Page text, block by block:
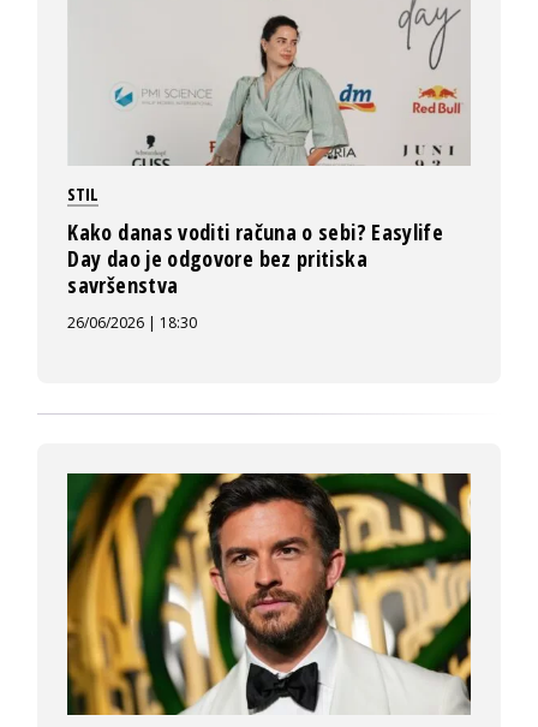
STIL
Kako danas voditi računa o sebi? Easylife
Day dao je odgovore bez pritiska
savršenstva
26/06/2026 | 18:30